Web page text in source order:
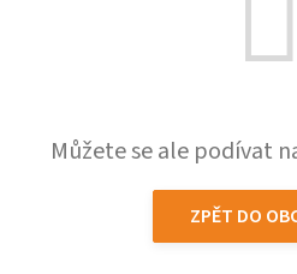
Můžete se ale podívat
ZPĚT DO